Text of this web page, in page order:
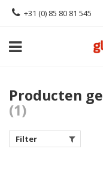
+31 (0) 85 80 81 545
Producten
(1)
Filter